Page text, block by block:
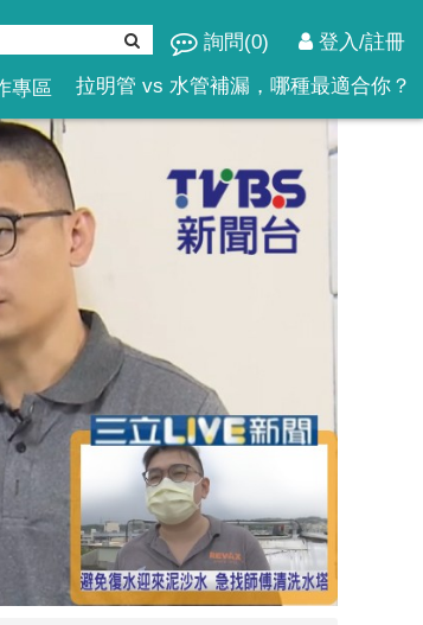
詢問(0) 登入/註冊
專區 拉明管 vs 水管補漏，哪種最適合你？